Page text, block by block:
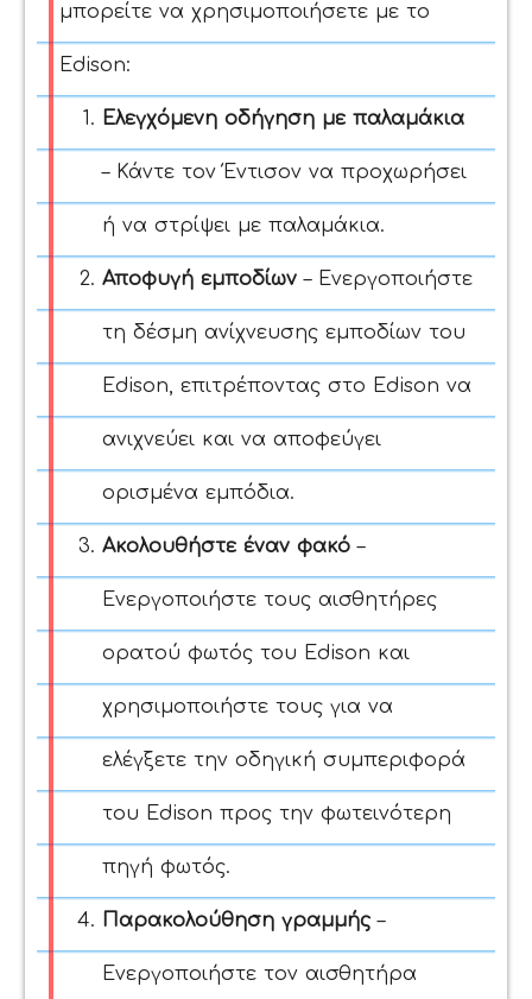
μπορείτε να χρησιμοποιήσετε με το
Edison:
Ελεγχόμενη οδήγηση με παλαμάκια
– Κάντε τον Έντισον να προχωρήσει
ή να στρίψει με παλαμάκια.
Αποφυγή εμποδίων – Ενεργοποιήστε
τη δέσμη ανίχνευσης εμποδίων του
Edison, επιτρέποντας στο Edison να
ανιχνεύει και να αποφεύγει
ορισμένα εμπόδια.
Ακολουθήστε έναν φακό –
Ενεργοποιήστε τους αισθητήρες
ορατού φωτός του Edison και
χρησιμοποιήστε τους για να
ελέγξετε την οδηγική συμπεριφορά
του Edison προς την φωτεινότερη
πηγή φωτός.
Παρακολούθηση γραμμής –
Ενεργοποιήστε τον αισθητήρα